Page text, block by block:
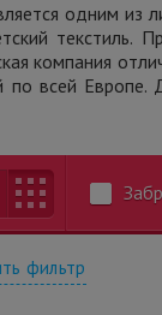
одним из
компания
по всей
фильтр